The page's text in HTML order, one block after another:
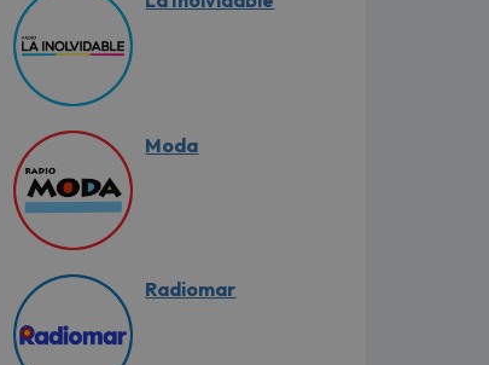
Moda
Radiomar